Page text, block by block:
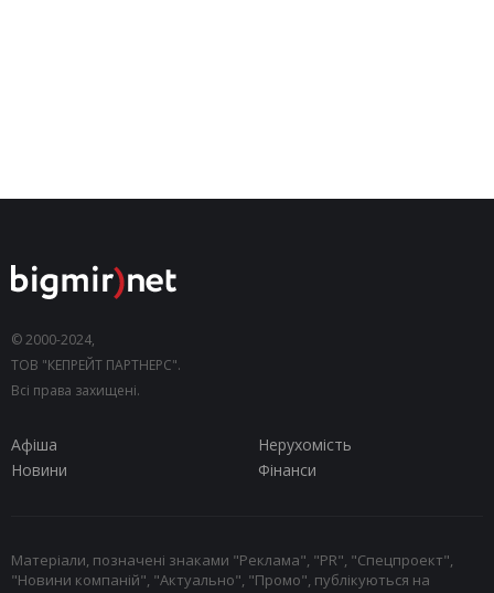
© 2000-2024,
ТОВ "КЕПРЕЙТ ПАРТНЕРС".
Всі права захищені.
Афіша
Нерухомість
Новини
Фінанси
Матеріали, позначені знаками "Реклама", "PR", "Спецпроект",
"Новини компаній", "Актуально", "Промо", публікуються на